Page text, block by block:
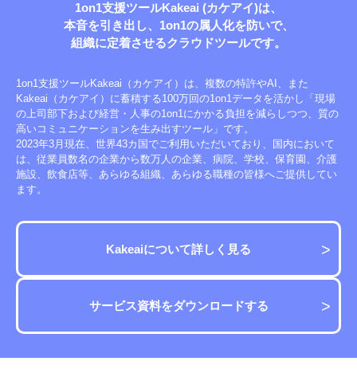
1on1支援ツールKakeai (カケアイ)は、
本音を引き出し、1on1の属人化を防いで、
組織に定着させるクラウドツールです。
1on1支援ツールKakeai（カケアイ）は、複数の特許やAI、また
Kakeai（カケアイ）に蓄積する100万回の1on1データを活かし「現場
の上司部下および経営・人事の1on1にかかる負担を減らしつつ、質の
高いコミュニケーションを生み出すツール」です。
2023年3月現在、世界43カ国でご利用いただいており、国内において
は、従業員数名の企業から数万人の企業、病院、学校、保育園、介護
施設、飲食店等、あらゆる組織、あらゆる職種の皆様へご提供してい
ます。
Kakeaiについて詳しく見る
サービス資料をダウンロードする